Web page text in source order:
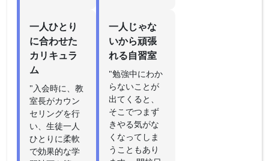
一人ひとり
に合わせた
カリキュラ
ム
"入会時に、教
室長がカウン
セリングを行
い、生徒一人
ひとりに柔軟
で効果的な学
一人じゃな
いから頑張
れる自習室
"勉強中にわか
らないことが
出てくると、
そこでつまず
きやる気がな
くなってしま
うこともあり